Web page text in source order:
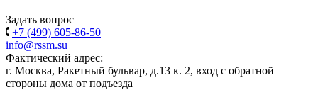
Задать вопрос
+7 (499) 605-86-50
info@rssm.su
Фактический адрес:
г. Москва, Ракетный бульвар, д.13 к. 2, вход с обратной
стороны дома от подъезда